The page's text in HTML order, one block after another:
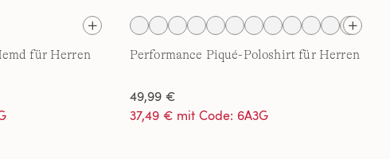
für Herren Performance Piqué-Poloshirt für Herren
49,99 €
37,49 € mit Code: 6A3G